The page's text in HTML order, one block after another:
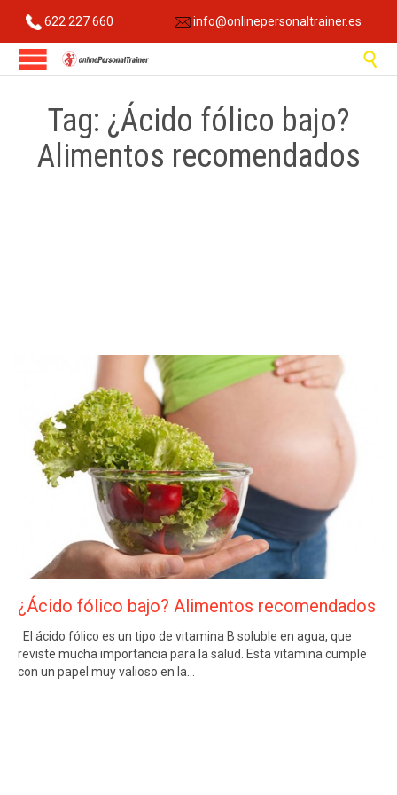
622 227 660 info@onlinepersonaltrainer.es

Tag: ¿Ácido fólico bajo?
Alimentos recomendados
¿Ácido fólico bajo? Alimentos recomendados
El ácido fólico es un tipo de vitamina B soluble en agua, que
reviste mucha importancia para la salud. Esta vitamina cumple
con un papel muy valioso en la…